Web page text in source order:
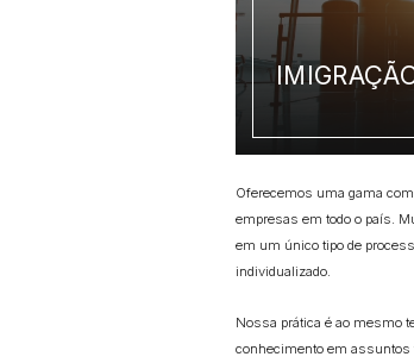
Oferecemos uma gama
empresas em todo o país.
em um único tipo de
individualizado.
Nossa prática é ao mesmo
conhecimento em